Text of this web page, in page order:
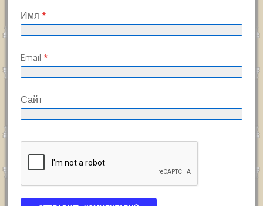
Имя *
Email *
Сайт